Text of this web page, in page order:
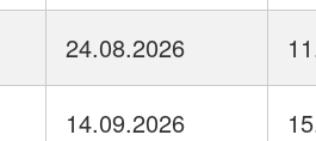
24.08.2026
14.09.2026